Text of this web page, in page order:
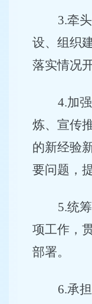
3.牵
设、组织
落实情况
4.加
炼、宣传
的新经验
要问题，
5.统
项工作，
部署。
6.承